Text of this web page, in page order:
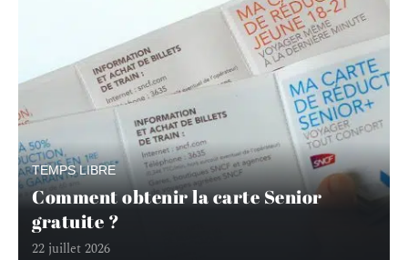
TEMPS LIBRE
Comment obtenir la carte Senior
gratuite ?
22 juillet 2026